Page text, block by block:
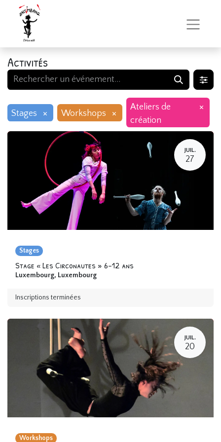
Activités
Stages × Workshops ×
Ateliers de
création
×
JUIL.
27
Stages
Stage « Les Circonautes » 6-12 ans
Luxembourg, Luxembourg
Inscriptions terminées
JUIL.
20
Workshops